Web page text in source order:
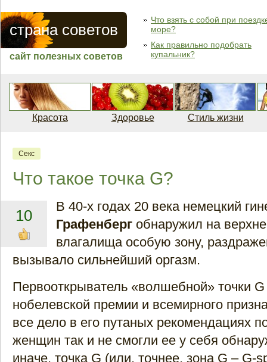
страна советов
сайт полезных советов
Что взять с собой при
море?
Как правильно подобрать
купальник?
Красота Здоровье Стиль жизни
Секс
Что такое точка G?
10
В 40-х годах 20 века немецкий
Графенберг обнаружил на
влагалища особую зону,
вызывало сильнейший оргазм.
Первооткрыватель «волшебной» точки
нобелевской премии и всемирного
все дело в его путаных рекомендациях
женщин так и не смогли ее у себя
иначе, точка G (или, точнее, зона G – G-